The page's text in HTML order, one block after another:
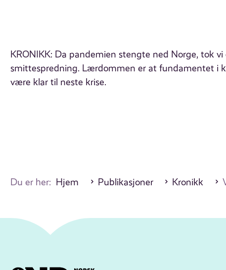
KRONIKK: Da pandemien stengte ned Norge, tok
smittespredning. Lærdommen er at fundamentet i
være klar til neste krise.
Du er her: Hjem Publikasjoner Kronikk